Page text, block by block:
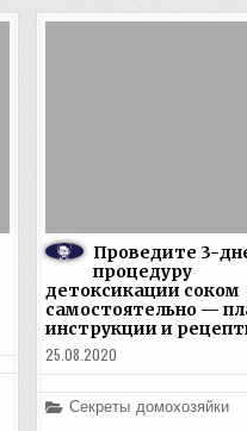
Проведите 3-
процедуру
детоксикации соком
самостоятельно —
инструкции и
25.08.2020
Posted
Секреты домохозяйки